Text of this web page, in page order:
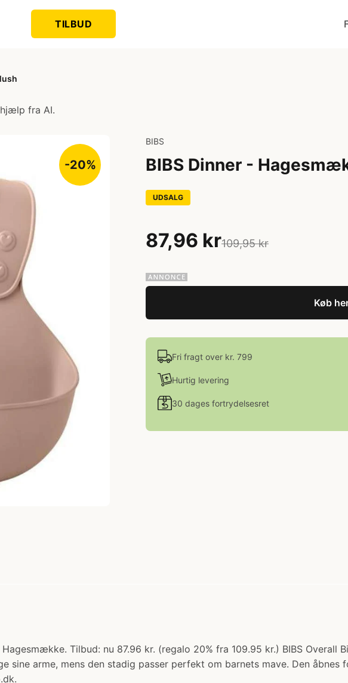
TILBUD
fra AI.
-20%
BIBS
BIBS Dinner -
UDSALG
87,96 kr109,95 kr
Køb
Fri fragt over kr. 799
Hurtig levering
30 dages fortrydelsesret
Tilbud: nu 87.96 kr. (regalo 20% fra 109.95 kr.) BIBS Overall
sine arme, mens den stadig passer perfekt om barnets mave. Den åbnes